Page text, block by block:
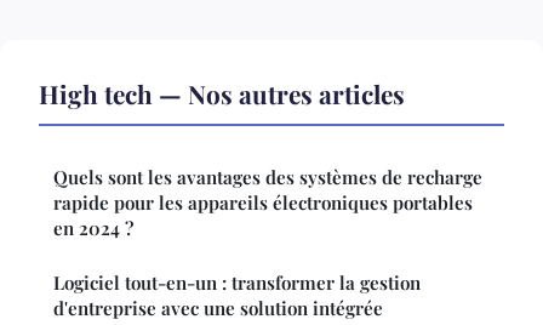
High tech — Nos autres articles
Quels sont les avantages des systèmes de recharge
rapide pour les appareils électroniques portables
en 2024 ?
Logiciel tout-en-un : transformer la gestion
d'entreprise avec une solution intégrée